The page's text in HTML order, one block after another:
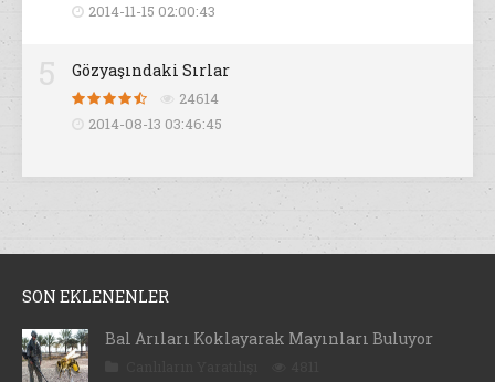
2014-11-15 02:00:43
Gözyaşındaki Sırlar
24614
2014-08-13 03:46:45
SON EKLENENLER
Bal Arıları Koklayarak Mayınları Buluyor